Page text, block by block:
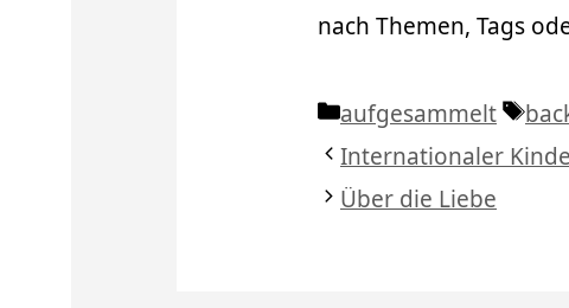
nach Themen, Tags
Kategorien
aufgesammelt
Internationaler
Über die Liebe